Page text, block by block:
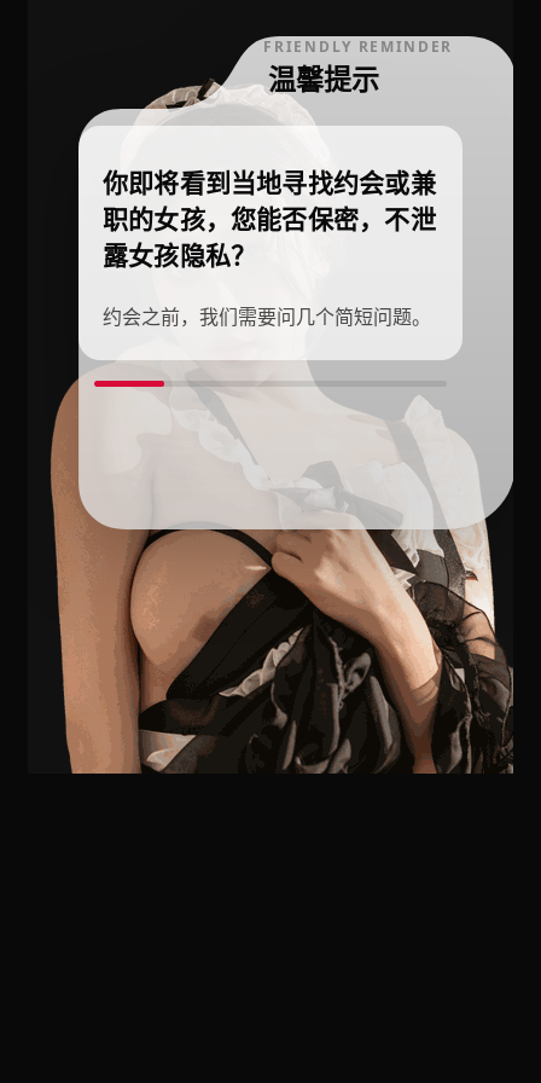
FRIENDLY REMINDER
温馨提示
你即将看到当地寻找约会或兼
职的女孩，您能否保密，不泄
露女孩隐私？
约会之前，我们需要问几个简短问题。